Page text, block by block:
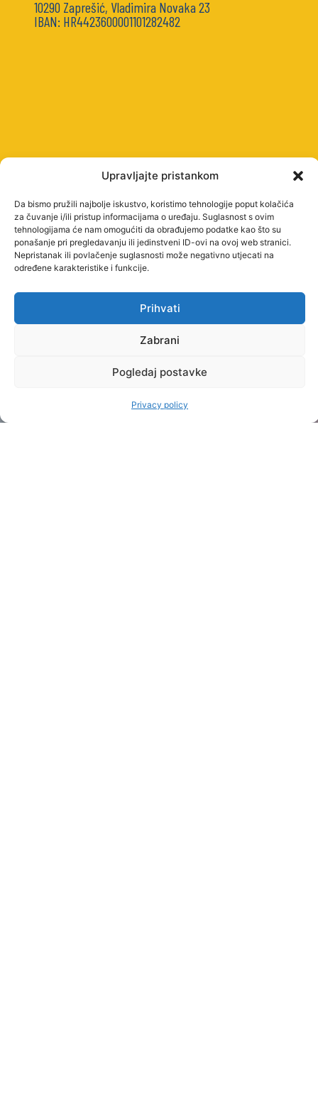
Upravljajte pristankom
Da bismo pružili najbolje iskustvo, koristimo tehnologije poput kolačića
za čuvanje i/ili pristup informacijama o uređaju. Suglasnost s ovim
tehnologijama će nam omogućiti da obrađujemo podatke kao što su
ponašanje pri pregledavanju ili jedinstveni ID-ovi na ovoj web stranici.
Nepristanak ili povlačenje suglasnosti može negativno utjecati na
određene karakteristike i funkcije.
Prihvati
Zabrani
Pogledaj postavke
Privacy policy
10290 Zaprešić, Vladimira Novaka 23
IBAN: HR4423600001101282482
STUDY
PROGRAMMES
UNDERGRADUATE